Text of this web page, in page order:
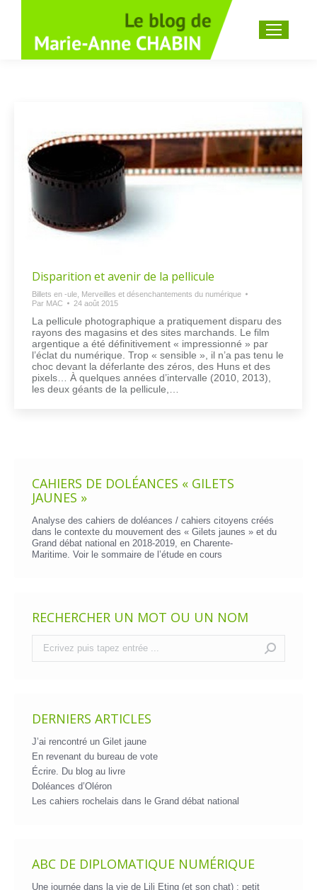
Recherche
Disparition et avenir de la pellicule
Billets en -ule Merveilles et désenchantements du numérique
Par MAC 24 août 2015
La pellicule photographique a pratiquement disparu des
rayons des magasins et des sites marchands. Le film
argentique a été définitivement « impressionné » par
l’éclat du numérique. Trop « sensible », il n’a pas tenu le
choc devant la déferlante des zéros, des Huns et des
pixels… À quelques années d’intervalle (2010, 2013),
les deux géants de la pellicule,…
CAHIERS DE DOLÉANCES « GILETS
JAUNES »
Analyse des cahiers de doléances / cahiers citoyens créés
dans le contexte du mouvement des « Gilets jaunes » et du
Grand débat national en 2018-2019, en Charente-
Maritime. Voir le sommaire de l’étude en cours
RECHERCHER UN MOT OU UN NOM
DERNIERS ARTICLES
J’ai rencontré un Gilet jaune
En revenant du bureau de vote
Écrire. Du blog au livre
Doléances d’Oléron
Les cahiers rochelais dans le Grand débat national
ABC DE DIPLOMATIQUE NUMÉRIQUE
Une journée dans la vie de Lili Eting (et son chat) : petit